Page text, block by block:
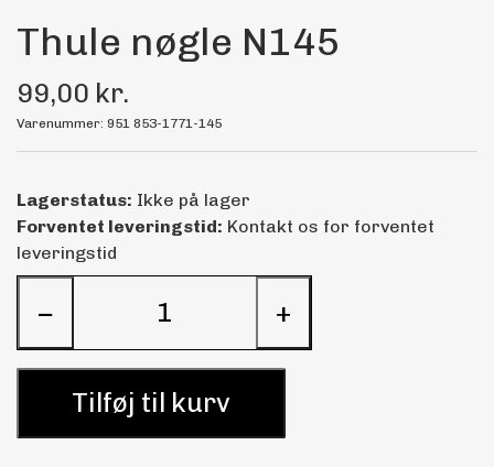
Kemi
Thule nøgle N145
99,00 kr.
Varenummer: 951 853-1771-145
Lagerstatus: Ikke på lager
Forventet leveringstid: Kontakt os for forventet
leveringstid
− +
Tilføj til kurv